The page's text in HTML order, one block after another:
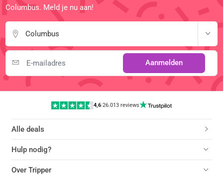
Columbus. Meld je nu aan!
Columbus
Aanmelden
4,6 |26.013 reviews
Alle deals
Hulp nodig?
Over Tripper